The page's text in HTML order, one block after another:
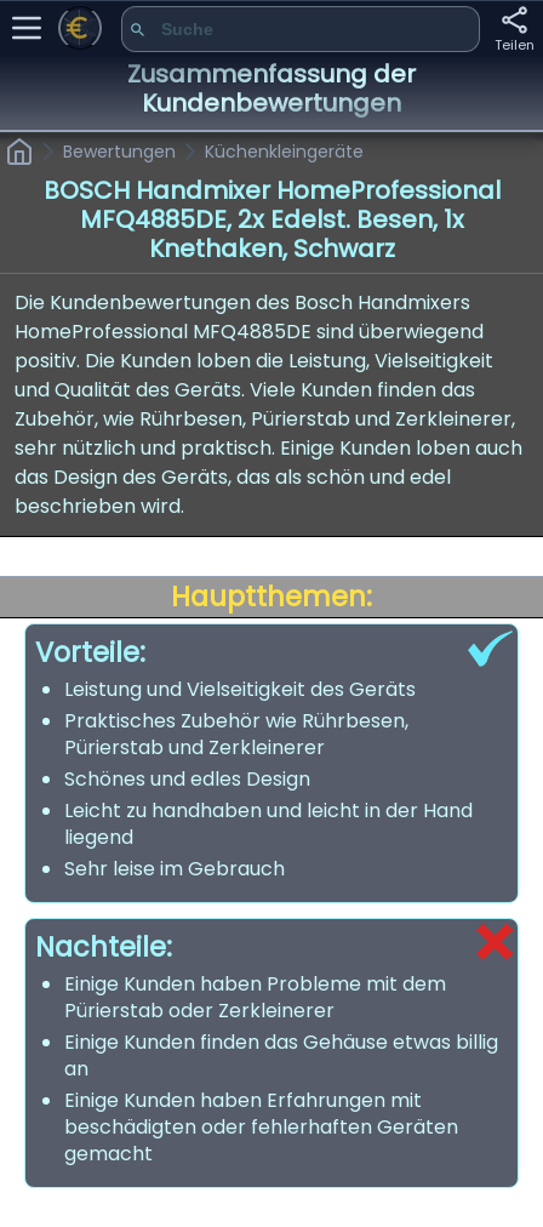
Teilen
Zusammenfassung der
Kundenbewertungen
Bewertungen Küchenkleingeräte
BOSCH Handmixer HomeProfessional
MFQ4885DE, 2x Edelst. Besen, 1x
Knethaken, Schwarz
Die Kundenbewertungen des Bosch Handmixers
HomeProfessional MFQ4885DE sind überwiegend
positiv. Die Kunden loben die Leistung, Vielseitigkeit
und Qualität des Geräts. Viele Kunden finden das
Zubehör, wie Rührbesen, Pürierstab und Zerkleinerer,
sehr nützlich und praktisch. Einige Kunden loben auch
das Design des Geräts, das als schön und edel
beschrieben wird.
Hauptthemen:
Vorteile:
Leistung und Vielseitigkeit des Geräts
Praktisches Zubehör wie Rührbesen,
Pürierstab und Zerkleinerer
Schönes und edles Design
Leicht zu handhaben und leicht in der Hand
liegend
Sehr leise im Gebrauch
Nachteile:
Einige Kunden haben Probleme mit dem
Pürierstab oder Zerkleinerer
Einige Kunden finden das Gehäuse etwas billig
an
Einige Kunden haben Erfahrungen mit
beschädigten oder fehlerhaften Geräten
gemacht